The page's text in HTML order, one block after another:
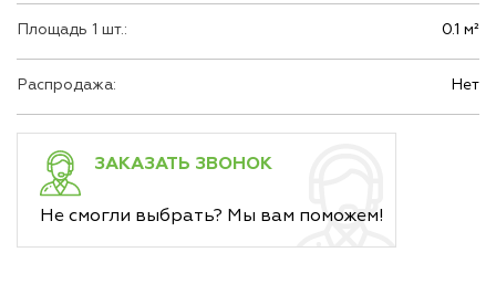
Площадь 1 шт.: 0.1 м²
Распродажа: Нет
ЗАКАЗАТЬ ЗВОНОК
Не смогли выбрать? Мы вам поможем!